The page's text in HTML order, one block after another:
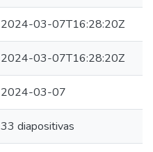
2024-03-07T16:28:20Z
2024-03-07T16:28:20Z
2024-03-07
33 diapositivas